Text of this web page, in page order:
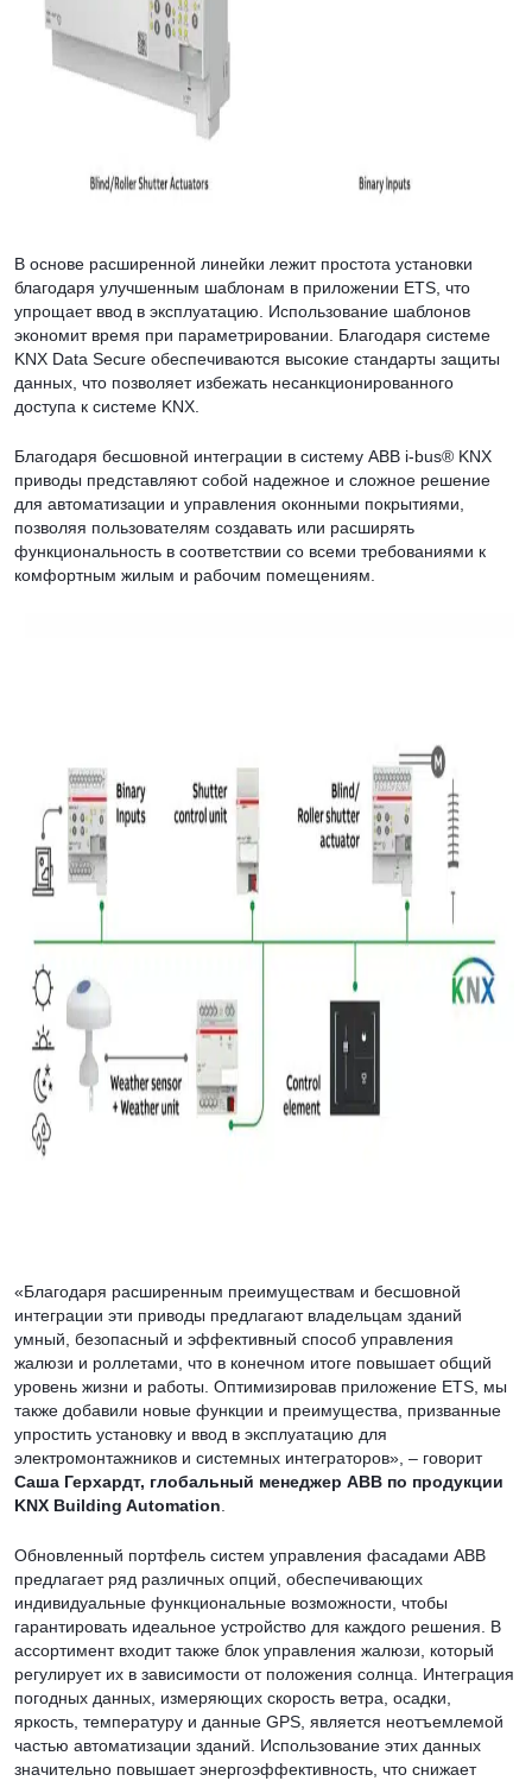
В основе расширенной линейки лежит простота установки
благодаря улучшенным шаблонам в приложении ETS, что
упрощает ввод в эксплуатацию. Использование шаблонов
экономит время при параметрировании. Благодаря системе
KNX Data Secure обеспечиваются высокие стандарты защиты
данных, что позволяет избежать несанкционированного
доступа к системе KNX.
Благодаря бесшовной интеграции в систему ABB i-bus® KNX
приводы представляют собой надежное и сложное решение
для автоматизации и управления оконными покрытиями,
позволяя пользователям создавать или расширять
функциональность в соответствии со всеми требованиями к
комфортным жилым и рабочим помещениям.
«Благодаря расширенным преимуществам и бесшовной
интеграции эти приводы предлагают владельцам зданий
умный, безопасный и эффективный способ управления
жалюзи и роллетами, что в конечном итоге повышает общий
уровень жизни и работы. Оптимизировав приложение ETS, мы
также добавили новые функции и преимущества, призванные
упростить установку и ввод в эксплуатацию для
электромонтажников и системных интеграторов», – говорит
Саша Герхардт, глобальный менеджер ABB по продукции
KNX Building Automation
Обновленный портфель систем управления фасадами ABB
предлагает ряд различных опций, обеспечивающих
индивидуальные функциональные возможности, чтобы
гарантировать идеальное устройство для каждого решения. В
ассортимент входит также блок управления жалюзи, который
регулирует их в зависимости от положения солнца. Интеграция
погодных данных, измеряющих скорость ветра, осадки,
яркость, температуру и данные GPS, является неотъемлемой
частью автоматизации зданий. Использование этих данных
значительно повышает энергоэффективность, что снижает